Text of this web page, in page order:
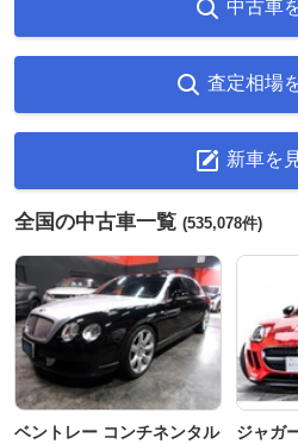
中古車
査定相場
新車を
全国の中古車一覧 (535,078件)
ベントレー コンチネンタル
ジャガ